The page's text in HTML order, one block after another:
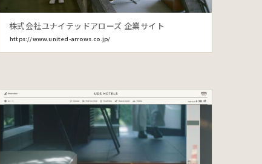
株式会社ユナイテッドアローズ 企業サイト
https://www.united-arrows.co.jp/